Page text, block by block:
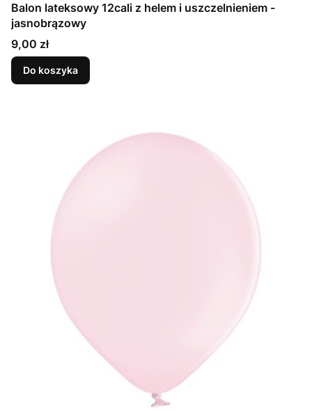
Balon lateksowy 12cali z helem i uszczelnieniem -
jasnobrązowy
Cena
9,00 zł
Do koszyka